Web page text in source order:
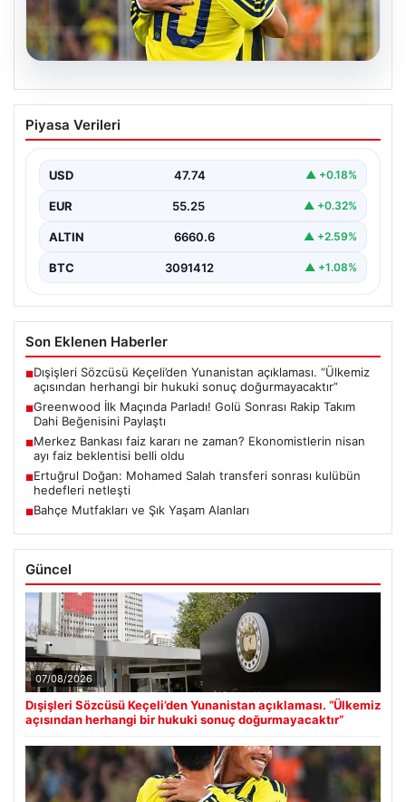
Greenwood İlk Maçında Parladı! Golü
Sonrası Rakip Takım Dahi Beğenisini
Mason Greenwood, yeni takımı Fenerbahçe ile önemli
Piyasa Verileri
USD 47.74 ▲ +0.18%
EUR 55.25 ▲ +0.32%
ALTIN 6660.6 ▲ +2.59%
BTC 3091412 ▲ +1.08%
Son Eklenen Haberler
■Dışişleri Sözcüsü Keçeli’den Yunanistan açıklaması. “Ülkemiz
açısından herhangi bir hukuki sonuç doğurmayacaktır”
■Greenwood İlk Maçında Parladı! Golü Sonrası Rakip Takım
Dahi Beğenisini Paylaştı
■Merkez Bankası faiz kararı ne zaman? Ekonomistlerin nisan
ayı faiz beklentisi belli oldu
■Ertuğrul Doğan: Mohamed Salah transferi sonrası kulübün
hedefleri netleşti
■Bahçe Mutfakları ve Şık Yaşam Alanları
Güncel
07/08/2026
Dışişleri Sözcüsü Keçeli’den Yunanistan açıklaması. “Ülkemiz
açısından herhangi bir hukuki sonuç doğurmayacaktır”